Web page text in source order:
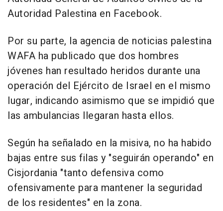
Autoridad Palestina en Facebook.
Por su parte, la agencia de noticias palestina
WAFA ha publicado que dos hombres
jóvenes han resultado heridos durante una
operación del Ejército de Israel en el mismo
lugar, indicando asimismo que se impidió que
las ambulancias llegaran hasta ellos.
Según ha señalado en la misiva, no ha habido
bajas entre sus filas y "seguirán operando" en
Cisjordania "tanto defensiva como
ofensivamente para mantener la seguridad
de los residentes" en la zona.